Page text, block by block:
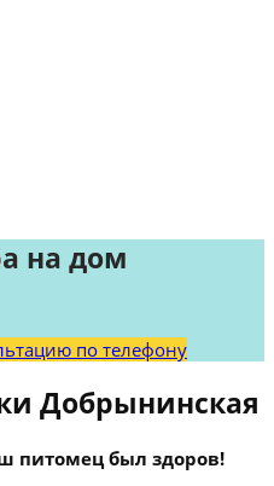
на дом
по телефону
Добрынинская
питомец был здоров!